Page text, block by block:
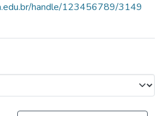
handle/123456789/3149